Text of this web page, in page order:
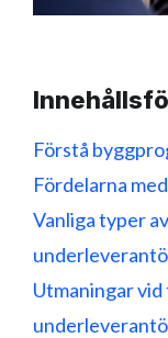
Förstå
Fördelarna
Vanliga typer
Utmaningar